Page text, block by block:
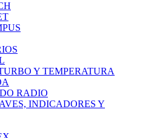
Y TEMPERATURA
RADIO
INDICADORES Y